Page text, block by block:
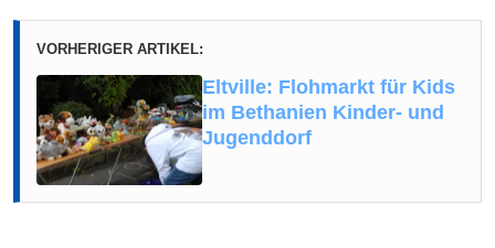
VORHERIGER ARTIKEL:
Eltville: Flohmarkt für Kids
im Bethanien Kinder- und
Jugenddorf